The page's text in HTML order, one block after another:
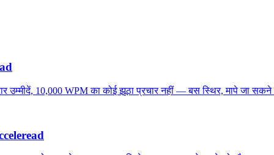
उम्मीदें, 10,000 WPM का कोई झूठा प्रचार नहीं — बस स्थिर, मापे जा